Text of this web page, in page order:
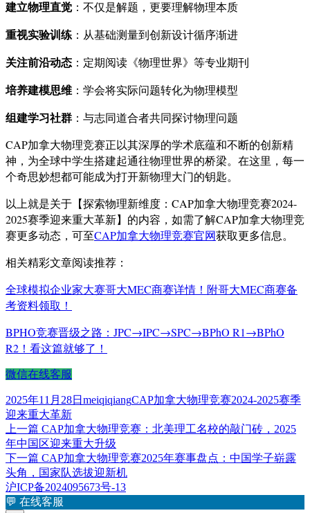
建立物理直觉：不仅是解题，更要理解物理本质
重视实验训练 ：从基础测量到创新设计循序渐进
关注前沿动态 ：定期阅读《物理世界》等专业期刊
培养建模思维 ：学会将实际问题转化为物理模型
组建学习社群 ：与志同道合者共同探讨物理问题
CAP加拿大物理竞赛正以其深厚的学术底蕴和不断的创新精
神，为全球中学生搭建起通往物理世界的桥梁。在这里，每一
个奇思妙想都可能成为打开新物理大门的钥匙。
以上就是关于【探索物理新维度：CAP加拿大物理竞赛2024-
2025赛季迎来重大革新】的内容，如需了解CAP加拿大物理竞
赛更多动态，可至CAP加拿大物理竞赛官网获取更多信息。
相关精彩文章阅读推荐：
全球模拟企业家大赛哥大MEC商赛详情！附哥大MEC商赛备
考资料领取！
BPHO竞赛晋级之路：JPC→IPC→SPC→BPhO R1→BPhO
R2！看这篇就够了！
微信在线客服
发
布
于
2025年11月28日 作
meiqiqiang标
CAP加拿大物理竞赛2024-2025赛季
迎来重大革新
文
章
导
航
上一篇 上
篇
文
章：
CAP加拿大物理竞赛：北美理工名校的敲门砖，2025
年中国区迎来重大升级
下一篇 下
篇
文
章：
CAP加拿大物理竞赛2025年赛事盘点：中国学子崭露
头角，国家队选拔迎新机
沪ICP备2024095673号-13
💬 在线客服